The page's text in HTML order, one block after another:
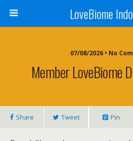
LoveBiome
07/08/2026 • No
Member LoveBiome
Share Tweet Pin